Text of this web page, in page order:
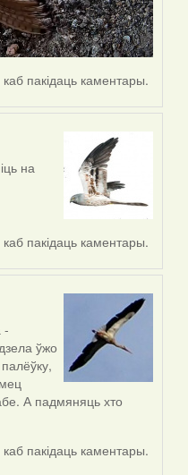
каб пакідаць каментары.
на
каб пакідаць каментары.
-
ўжо
А падмяняць хто
каб пакідаць каментары.